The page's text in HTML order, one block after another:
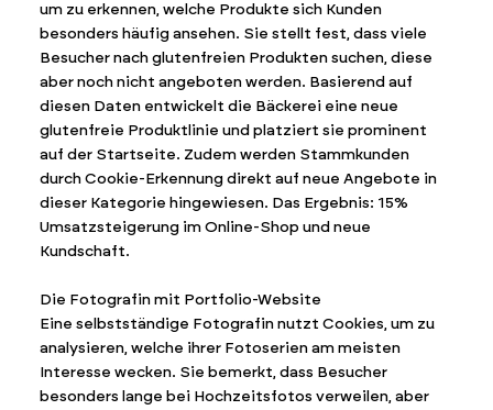
um zu erkennen, welche Produkte sich Kunden
besonders häufig ansehen. Sie stellt fest, dass viele
Besucher nach glutenfreien Produkten suchen, diese
aber noch nicht angeboten werden. Basierend auf
diesen Daten entwickelt die Bäckerei eine neue
glutenfreie Produktlinie und platziert sie prominent
auf der Startseite. Zudem werden Stammkunden
durch Cookie-Erkennung direkt auf neue Angebote in
dieser Kategorie hingewiesen. Das Ergebnis: 15%
Umsatzsteigerung im Online-Shop und neue
Kundschaft.
Die Fotografin mit Portfolio-Website
Eine selbstständige Fotografin nutzt Cookies, um zu
analysieren, welche ihrer Fotoserien am meisten
Interesse wecken. Sie bemerkt, dass Besucher
besonders lange bei Hochzeitsfotos verweilen, aber